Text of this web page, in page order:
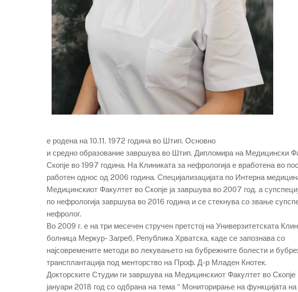
е родена на 10.11. 1972 година во Штип. Основно
и средно образование завршува во Штип. Дипломира на Медицински
Скопје во 1997 година. На Клиниката за нефрологија е вработена во
работен однос од 2006 година. Специјализацијата по Интерна
Медицинскиот Факултет во Скопје ја завршува во 2007 год. а
по нефрологија завршува во 2016 година и се стекнува со звање
нефролог.
Во 2009 г. е на три месечен стручен претстој на Универзитетската
болница Меркур- Загреб, Република Хрватска, каде се запознава со
најсовремените методи во лекувањето на бубрежните болести и
трансплантација под менторство на Проф. Д-р Младен Кнотек.
Докторските Студии ги завршува на Медицинскиот Факултет во Скопје
јануари 2018 год со одбрана на тема “ Мониторирање на функцијата на